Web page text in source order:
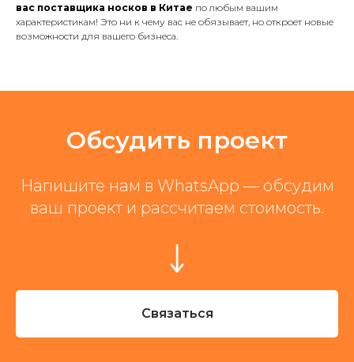
вас поставщика носков в Китае по любым вашим
характеристикам! Это ни к чему вас не обязывает, но откроет новые
возможности для вашего бизнеса.
Обсудить проект
Напишите нам в WhatsApp — обсудим
ваш проект и рассчитаем стоимость.
Связаться